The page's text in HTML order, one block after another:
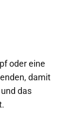
oder eine
damit
das